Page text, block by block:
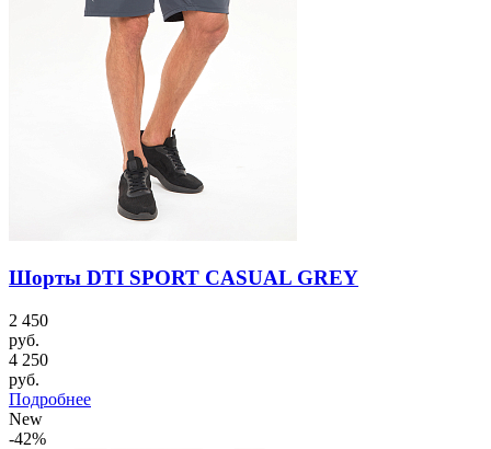
Шорты DTI SPORT CASUAL GREY
2 450
руб.
4 250
руб.
Подробнее
New
-42%